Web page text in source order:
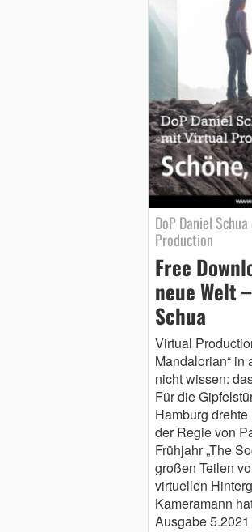
DoP Daniel
Production
Free
neue Welt
Schua
Virtual
Mandalorian“ in
nicht wissen:
Für die
Hamburg
der Regie von
Frühjahr „The
großen Teilen
virtuellen
Kameramann
Ausgabe